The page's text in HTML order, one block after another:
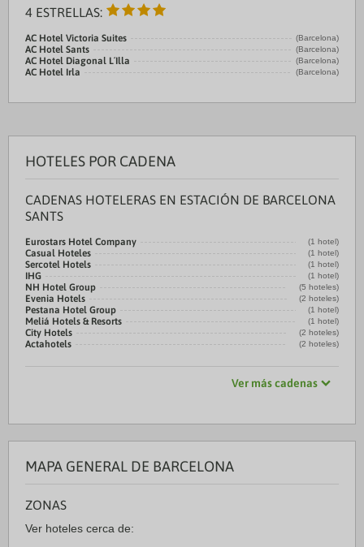
4 ESTRELLAS:
AC Hotel Victoria Suites (Barcelona)
AC Hotel Sants (Barcelona)
AC Hotel Diagonal L´Illa (Barcelona)
AC Hotel Irla (Barcelona)
HOTELES POR CADENA
CADENAS HOTELERAS EN ESTACIÓN DE BARCELONA
SANTS
Eurostars Hotel Company (1 hotel)
Casual Hoteles (1 hotel)
Sercotel Hotels (1 hotel)
IHG (1 hotel)
NH Hotel Group (5 hoteles)
Evenia Hotels (2 hoteles)
Pestana Hotel Group (1 hotel)
Meliá Hotels & Resorts (1 hotel)
City Hotels (2 hoteles)
Actahotels (2 hoteles)
Ver más cadenas
MAPA GENERAL DE BARCELONA
ZONAS
Ver hoteles cerca de: